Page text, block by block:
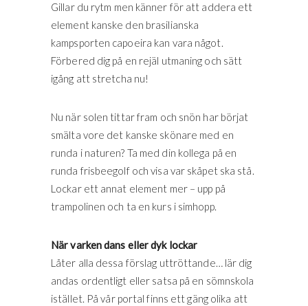
Gillar du rytm men känner för att addera ett
element kanske den brasilianska
kampsporten capoeira kan vara något.
Förbered dig på en rejäl utmaning och sätt
igång att stretcha nu!
Nu när solen tittar fram och snön har börjat
smälta vore det kanske skönare med en
runda i naturen? Ta med din kollega på en
runda frisbeegolf och visa var skåpet ska stå.
Lockar ett annat element mer – upp på
trampolinen och ta en kurs i simhopp.
När varken dans eller dyk lockar
Låter alla dessa förslag uttröttande… lär dig
andas ordentligt eller satsa på en sömnskola
istället. På vår portal finns ett gäng olika att